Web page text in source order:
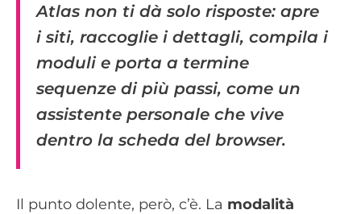
Atlas non ti dà solo risposte: apre
i siti, raccoglie i dettagli, compila i
moduli e porta a termine
sequenze di più passi, come un
assistente personale che vive
dentro la scheda del browser.
Il punto dolente, però, c’è. La modalità